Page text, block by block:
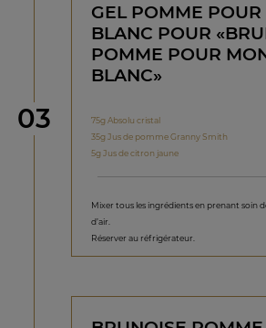
étape
03
GEL POMME POUR
BLANC POUR
POMME POUR
BLANC»
75g Absolu cristal
35g Jus de pomme Granny Smith
5g Jus de citron jaune
Mixer tous les ingrédients en prenant soin
d’air.
Réserver au réfrigérateur.